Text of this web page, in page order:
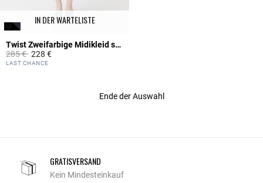
IN DER WARTELISTE
Twist Zweifarbige Midikleid schwarz
Price reduced from
285 €to228 €
4,2 out of 5 Customer Rating
LAST CHANCE
Ende der Auswahl
GRATISVERSAND
Kein Mindesteinkauf